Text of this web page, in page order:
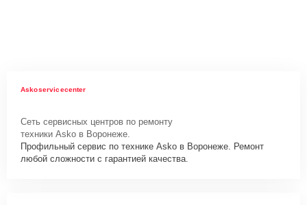
Askoservicecenter
Сеть сервисных центров по ремонту
техники Asko в Воронеже.
Профильный сервис по технике Asko в Воронеже. Ремонт
любой сложности с гарантией качества.